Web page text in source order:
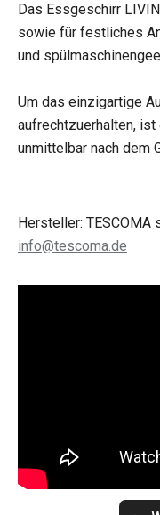
Das Essgeschirr
sowie für festliches
und
Um das einzigartige
aufrechtzuerhalten,
unmittelbar nach dem
Hersteller: TESCOMA
info@tescoma.de